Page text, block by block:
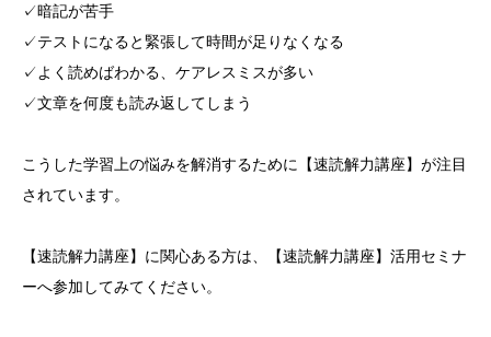
✓暗記が苦手
✓テストになると緊張して時間が足りなくなる
✓よく読めばわかる、ケアレスミスが多い
✓文章を何度も読み返してしまう
こうした学習上の悩みを解消するために【速読解力講座】が注目
されています。
【速読解力講座】に関心ある方は、【速読解力講座】活用セミナ
ーへ参加してみてください。